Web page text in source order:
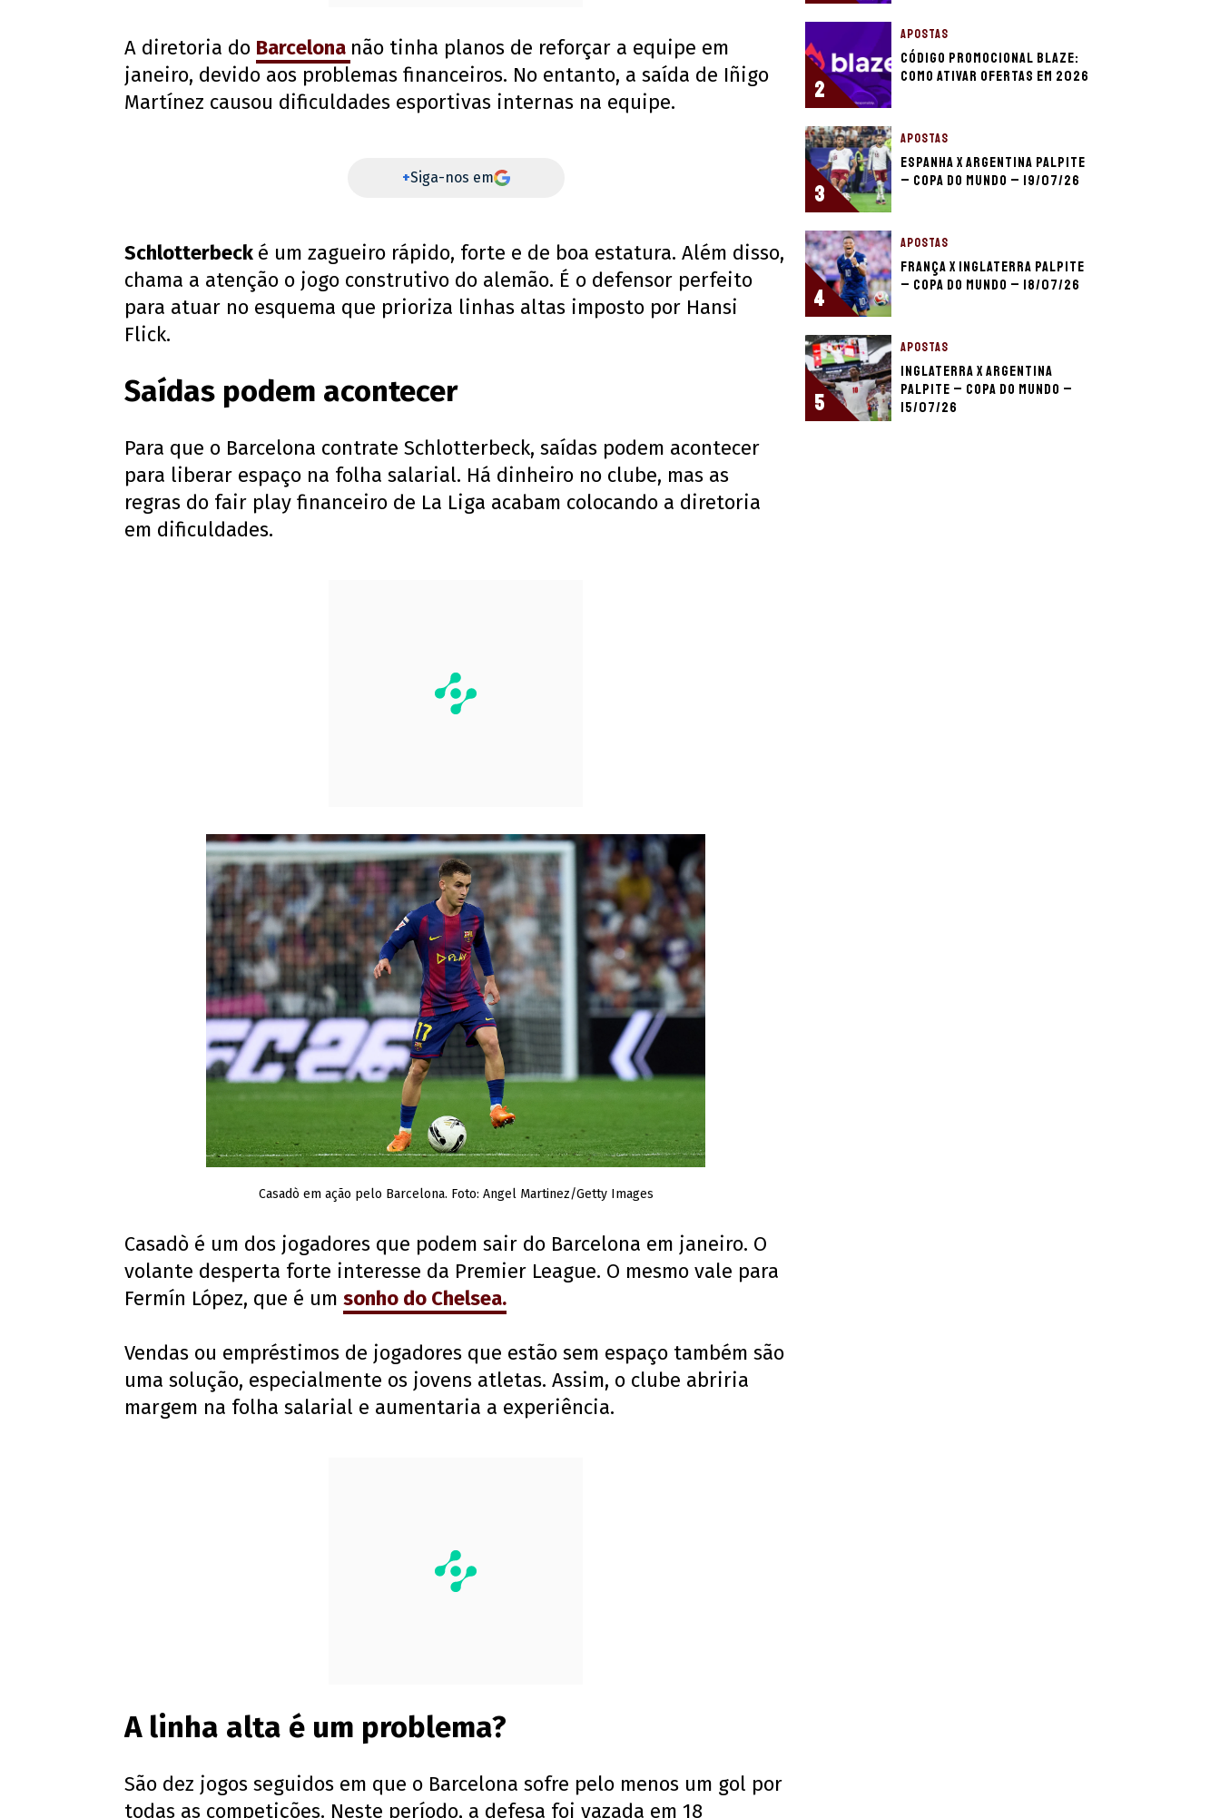
A diretoria do Barcelona não tinha planos de reforçar a equipe em
janeiro, devido aos problemas financeiros. No entanto, a saída de Iñigo
Martínez causou dificuldades esportivas internas na equipe.
+Siga-nos em
Schlotterbeck é um zagueiro rápido, forte e de boa estatura. Além disso,
chama a atenção o jogo construtivo do alemão. É o defensor perfeito
para atuar no esquema que prioriza linhas altas imposto por Hansi
Flick.
Saídas podem acontecer
Para que o Barcelona contrate Schlotterbeck, saídas podem acontecer
para liberar espaço na folha salarial. Há dinheiro no clube, mas as
regras do fair play financeiro de La Liga acabam colocando a diretoria
em dificuldades.
Casadò em ação pelo Barcelona. Foto: Angel Martinez/Getty Images
Casadò é um dos jogadores que podem sair do Barcelona em janeiro. O
volante desperta forte interesse da Premier League. O mesmo vale para
Fermín López, que é um sonho do Chelsea.
Vendas ou empréstimos de jogadores que estão sem espaço também são
uma solução, especialmente os jovens atletas. Assim, o clube abriria
margem na folha salarial e aumentaria a experiência.
A linha alta é um problema?
São dez jogos seguidos em que o Barcelona sofre pelo menos um gol por
todas as competições. Neste período, a defesa foi vazada em 18
2
APOSTAS
Código promocional Blaze:
como ativar ofertas em 2026
3
APOSTAS
Espanha x Argentina palpite
– Copa do Mundo – 19/07/26
4
APOSTAS
França x Inglaterra palpite
– Copa do Mundo – 18/07/26
5
APOSTAS
Inglaterra x Argentina
palpite – Copa do Mundo –
15/07/26